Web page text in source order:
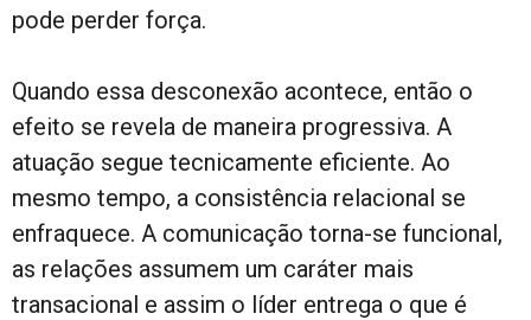
pode perder força.
Quando essa desconexão acontece, então o
efeito se revela de maneira progressiva. A
atuação segue tecnicamente eficiente. Ao
mesmo tempo, a consistência relacional se
enfraquece. A comunicação torna-se funcional,
as relações assumem um caráter mais
transacional e assim o líder entrega o que é